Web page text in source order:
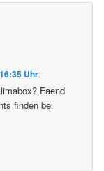
Uhr:
Faend
finden bei